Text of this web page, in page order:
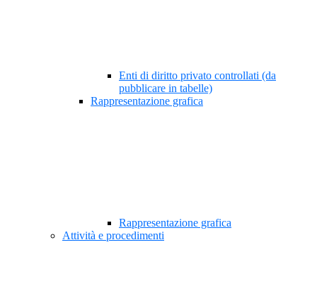
Enti di diritto privato controllati (da
pubblicare in tabelle)
Rappresentazione grafica
Rappresentazione grafica
Attività e procedimenti